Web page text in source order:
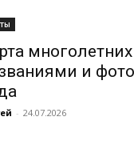
многолетних
и
- 24.07.2026